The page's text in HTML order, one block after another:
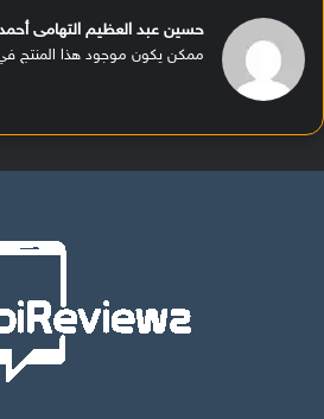
حسين عبد العظيم التهامى
ممكن يكون موجود هذا المنتج